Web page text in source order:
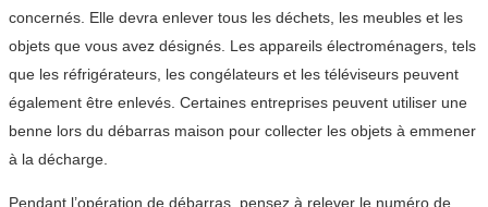
concernés. Elle devra enlever tous les déchets, les meubles et les
objets que vous avez désignés. Les appareils électroménagers, tels
que les réfrigérateurs, les congélateurs et les téléviseurs peuvent
également être enlevés. Certaines entreprises peuvent utiliser une
benne lors du débarras maison pour collecter les objets à emmener
à la décharge.
Pendant l’opération de débarras, pensez à relever le numéro de